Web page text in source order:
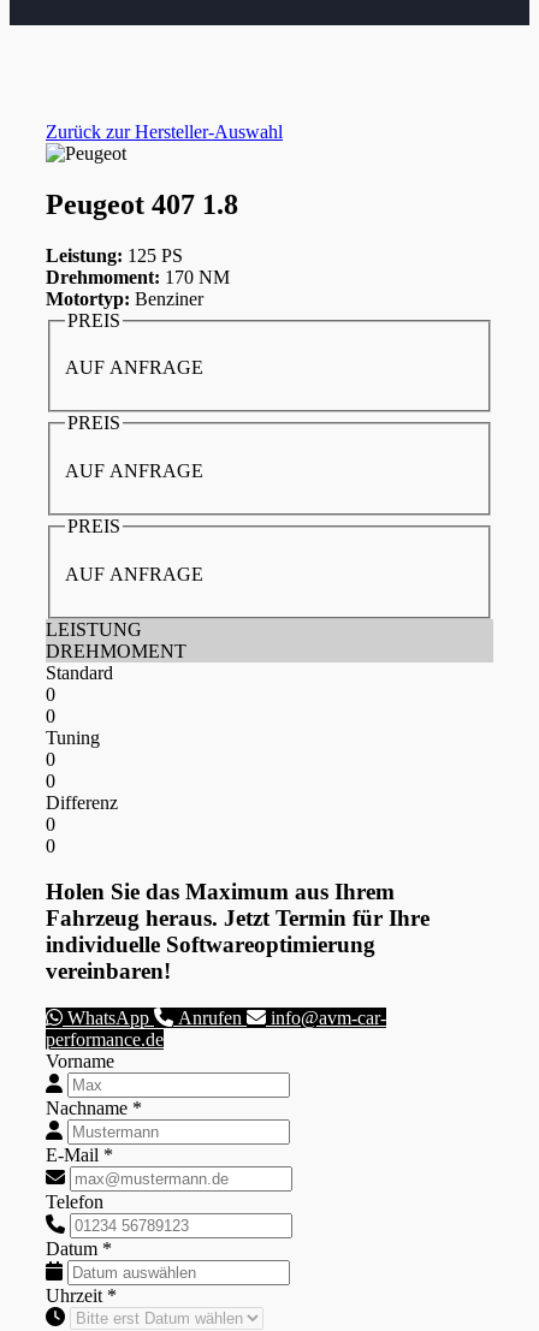
Zurück zur Hersteller-Auswahl
Peugeot 407 1.8
Leistung: 125 PS
Drehmoment: 170 NM
Motortyp: Benziner
PREIS
AUF ANFRAGE
PREIS
AUF ANFRAGE
PREIS
AUF ANFRAGE
LEISTUNG
DREHMOMENT
Standard
0
0
Tuning
0
0
Differenz
0
0
Holen Sie das Maximum aus Ihrem
Fahrzeug heraus. Jetzt Termin für Ihre
individuelle Softwareoptimierung
vereinbaren!
WhatsApp Anrufen
info@avm-car-
performance.de
Vorname
Nachname *
E-Mail *
Telefon
Datum *
Uhrzeit *